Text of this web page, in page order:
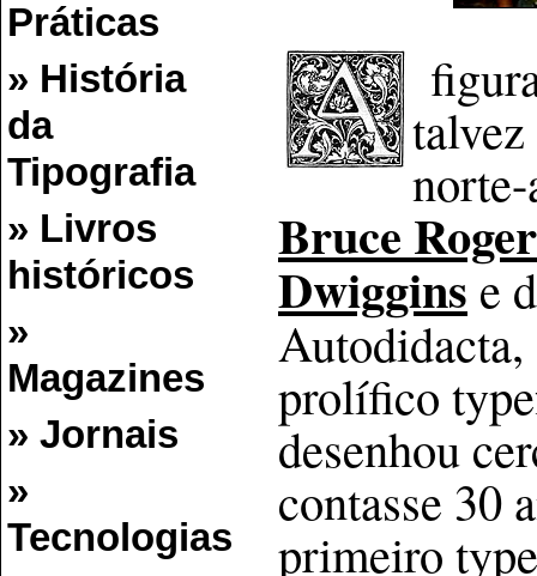
Práticas
» História
da
Tipografia
» Livros
históricos
»
Magazines
» Jornais
»
Tecnologias
Bruce
Dwiggins e
Autodidacta,
prolífico
desenhou
contasse 30
primeiro